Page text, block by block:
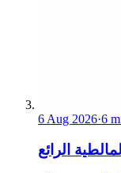
6 Aug 2026·6
الرائع